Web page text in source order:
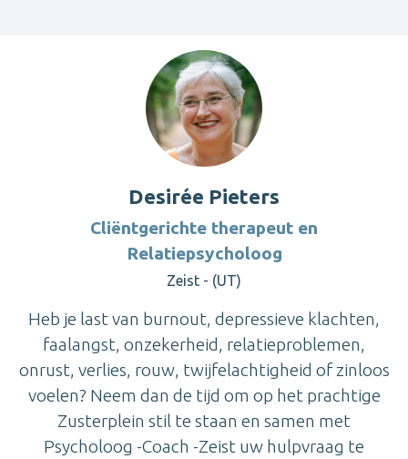
Desirée Pieters
Cliëntgerichte therapeut en
Relatiepsycholoog
Zeist - (UT)
Heb je last van burnout, depressieve klachten,
faalangst, onzekerheid, relatieproblemen,
onrust, verlies, rouw, twijfelachtigheid of zinloos
voelen? Neem dan de tijd om op het prachtige
Zusterplein stil te staan en samen met
Psycholoog -Coach -Zeist uw hulpvraag te